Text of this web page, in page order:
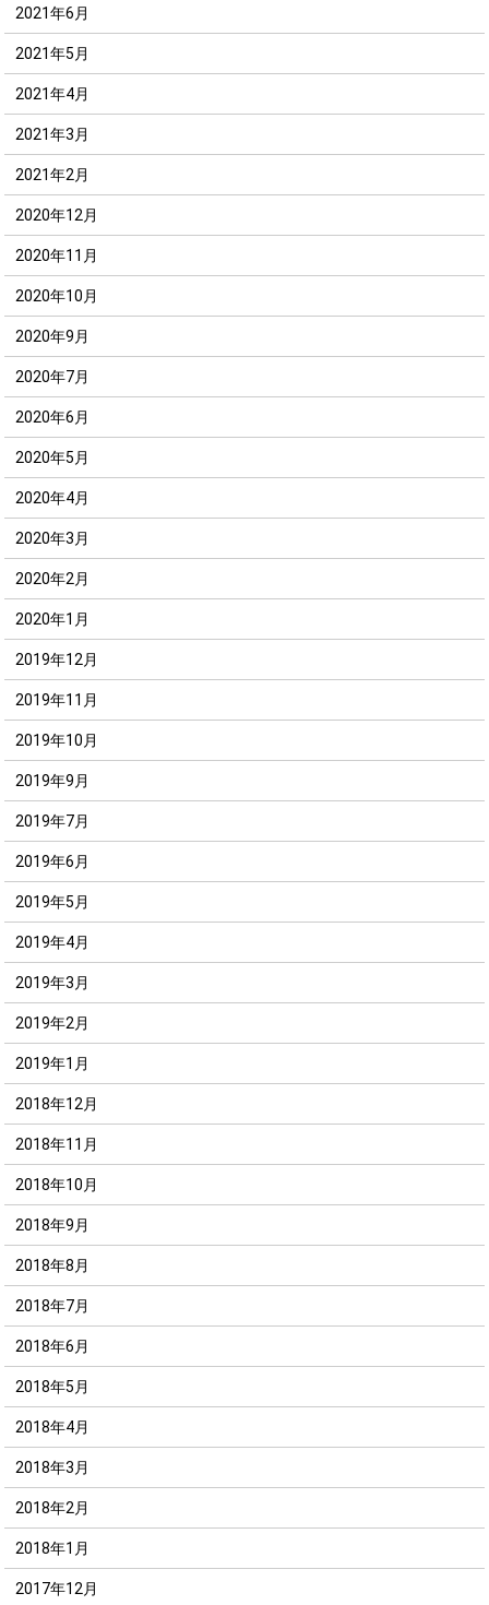
2021年6月
2021年5月
2021年4月
2021年3月
2021年2月
2020年12月
2020年11月
2020年10月
2020年9月
2020年7月
2020年6月
2020年5月
2020年4月
2020年3月
2020年2月
2020年1月
2019年12月
2019年11月
2019年10月
2019年9月
2019年7月
2019年6月
2019年5月
2019年4月
2019年3月
2019年2月
2019年1月
2018年12月
2018年11月
2018年10月
2018年9月
2018年8月
2018年7月
2018年6月
2018年5月
2018年4月
2018年3月
2018年2月
2018年1月
2017年12月